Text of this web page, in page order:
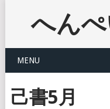
へん
MENU
己書5月